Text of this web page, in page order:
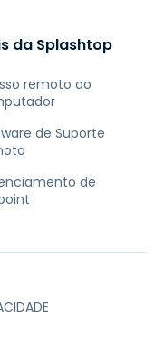
da Splashtop
remoto ao
de Suporte
de